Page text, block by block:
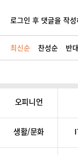
로그인 후 댓글을 작
최신순 찬성순 반
오피니언
생활/문화